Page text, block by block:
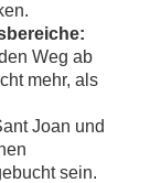
Weg ab
mehr, als
Joan und
sein.